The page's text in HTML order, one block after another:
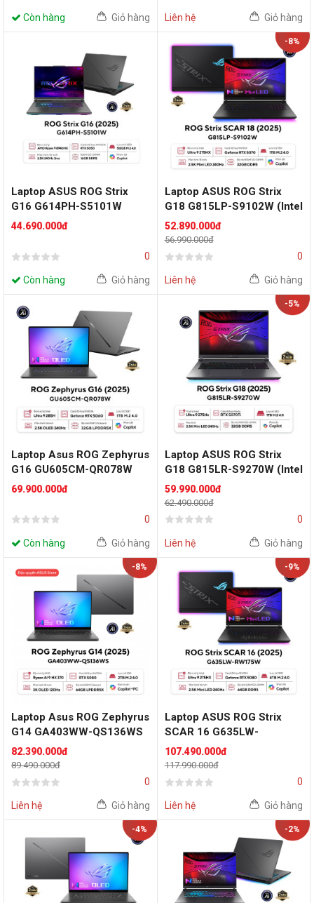
Còn hàng Giỏ hàng Liên hệ Giỏ hàng
Laptop ASUS ROG Strix
G16 G614PH-S5101W
(AMD Ryzen 9 8940HX |
WQXGA 240Hz| 16GB |
44.690.000đ
0
Còn hàng Giỏ hàng
-8%
Laptop ASUS ROG Strix
G18 G815LP-S9102W (Intel
Core Ultra 9 Processor
275HX | RTX 5070 8GB | 18
inch 2.5K 240Hz | 32GB |
52.890.000đ
56.990.000đ
0
Liên hệ Giỏ hàng
Laptop Asus ROG Zephyrus
G16 GU605CM-QR078W
(Intel Core Ultra 9 285H |
2.5K OLED 240Hz | 32GB |
69.900.000đ
0
Còn hàng Giỏ hàng
-5%
Laptop ASUS ROG Strix
G18 G815LR-S9270W (Intel
Core Ultra 9 Processor
275HX | RTX 5070 Ti 12GB |
18 inch 2.5K IPS | 32GB |
59.990.000đ
62.490.000đ
0
Liên hệ Giỏ hàng
-8%
Laptop Asus ROG Zephyrus
G14 GA403WW-QS136WS
(AMD Ryzen AI 9 HX 370 |
RTX 5080 | 14 inch 3K
OLED 120Hz | 64GB | 2TB |
82.390.000đ
89.490.000đ
0
Liên hệ Giỏ hàng
-9%
Laptop ASUS ROG Strix
SCAR 16 G635LW-
RW175W (Intel Core Ultra 9
Processor 275HX | RTX
5080 16GB | 16 inch 2.5K
| Đen)
107.490.000đ
117.990.000đ
0
Liên hệ Giỏ hàng
-4% -2%